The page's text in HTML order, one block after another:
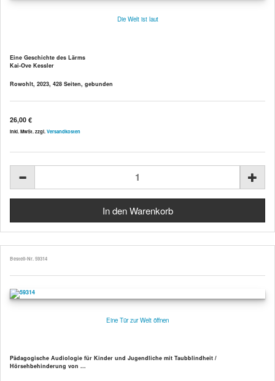
Die Welt ist laut
Eine Geschichte des Lärms
Kai-Ove Kessler
Rowohlt, 2023, 428 Seiten, gebunden
26,00 €
inkl. MwSt. zzgl. Versandkosten
Bestell-Nr. 59314
Eine Tür zur Welt öffnen
Pädagogische Audiologie für Kinder und Jugendliche mit Taubblindheit /
Hörsehbehinderung von ...